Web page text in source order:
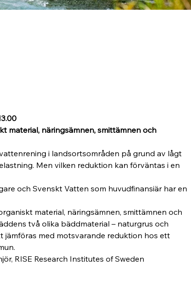
material, näringsämnen, smittämnen och
i landsortsområden på grund av lågt
Men vilken reduktion kan förväntas i en
och Svenskt Vatten som huvudfinansiär har en
material, näringsämnen, smittämnen och
två olika bäddmaterial – naturgrus och
jämföras med motsvarande reduktion hos ett
RISE Research Institutes of Sweden